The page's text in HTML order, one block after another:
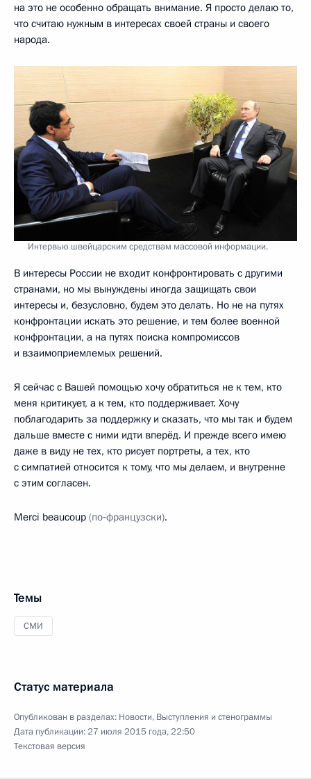
на это не особенно обращать внимание. Я просто делаю то,
что считаю нужным в интересах своей страны и своего
народа.
Интервью швейцарским средствам массовой информации.
В интересы России не входит конфронтировать с другими
странами, но мы вынуждены иногда защищать свои
интересы и, безусловно, будем это делать. Но не на путях
конфронтации искать это решение, и тем более военной
конфронтации, а на путях поиска компромиссов
и взаимоприемлемых решений.
Я сейчас с Вашей помощью хочу обратиться не к тем, кто
меня критикует, а к тем, кто поддерживает. Хочу
поблагодарить за поддержку и сказать, что мы так и будем
дальше вместе с ними идти вперёд. И прежде всего имею
даже в виду не тех, кто рисует портреты, а тех, кто
с симпатией относится к тому, что мы делаем, и внутренне
с этим согласен.
Merci beaucoup (по‑французски).
Темы
СМИ
Статус материала
Опубликован в разделах: Новости, Выступления и стенограммы
Дата публикации:27 июля 2015 года, 22:50
Текстовая версия